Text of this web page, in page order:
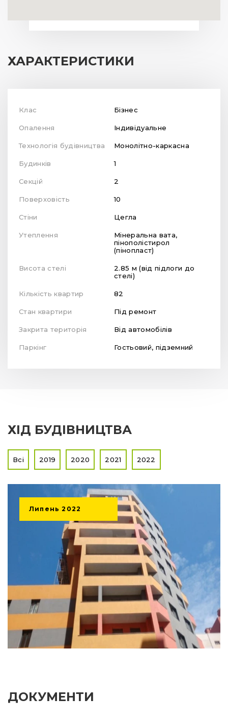
ХАРАКТЕРИСТИКИ
Клас Бізнес
Опалення Індивідуальне
Технологія будівництва Монолітно-каркасна
Будинків 1
Секцій 2
Поверховість 10
Стіни Цегла
Утеплення
Мінеральна вата,
пінополістирол
(пінопласт)
Висота стелі
2.85 м (від підлоги до
стелі)
Кількість квартир 82
Стан квартири Під ремонт
Закрита територія Від автомобілів
Паркінг Гостьовий, підземний
ХІД БУДІВНИЦТВА
Всі 2019 2020 2021 2022
Липень 2022
ДОКУМЕНТИ